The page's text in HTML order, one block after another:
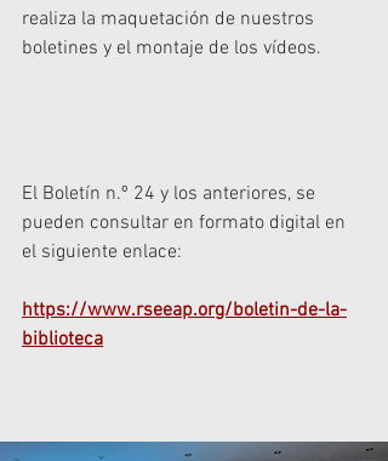
realiza la maquetación de nuestros
boletines y el montaje de los vídeos.
El Boletín n.º 24 y los anteriores, se
pueden consultar en formato digital en
el siguiente enlace:
https://www.rseeap.org/boletin-de-la-
biblioteca